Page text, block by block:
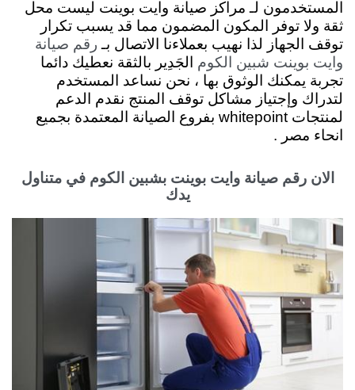
المستخدمون لـ مراكز صيانة وايت بوينت ليست محل
ثقة ولا توفر المكون المضمون مما قد يسبب تكرار
توقف الجهاز لذا نهيب بعملاءنا الاتصال بـ رقم صيانة
وايت بوينت شبين الكوم الجَدِير بالثقة نعطيك دائما
تجربة يمكنك الوثوق بها ، نحن نساعد المستخدم
لتدراك وإجتياز مشاكل توقف المنتج نقدم الدعم
لمنتجات whitepoint بفروع الصيانة المعتمدة بجميع
انحاء مصر .
الان رقم صيانة وايت بوينت بشبين الكوم في متناول
يدك